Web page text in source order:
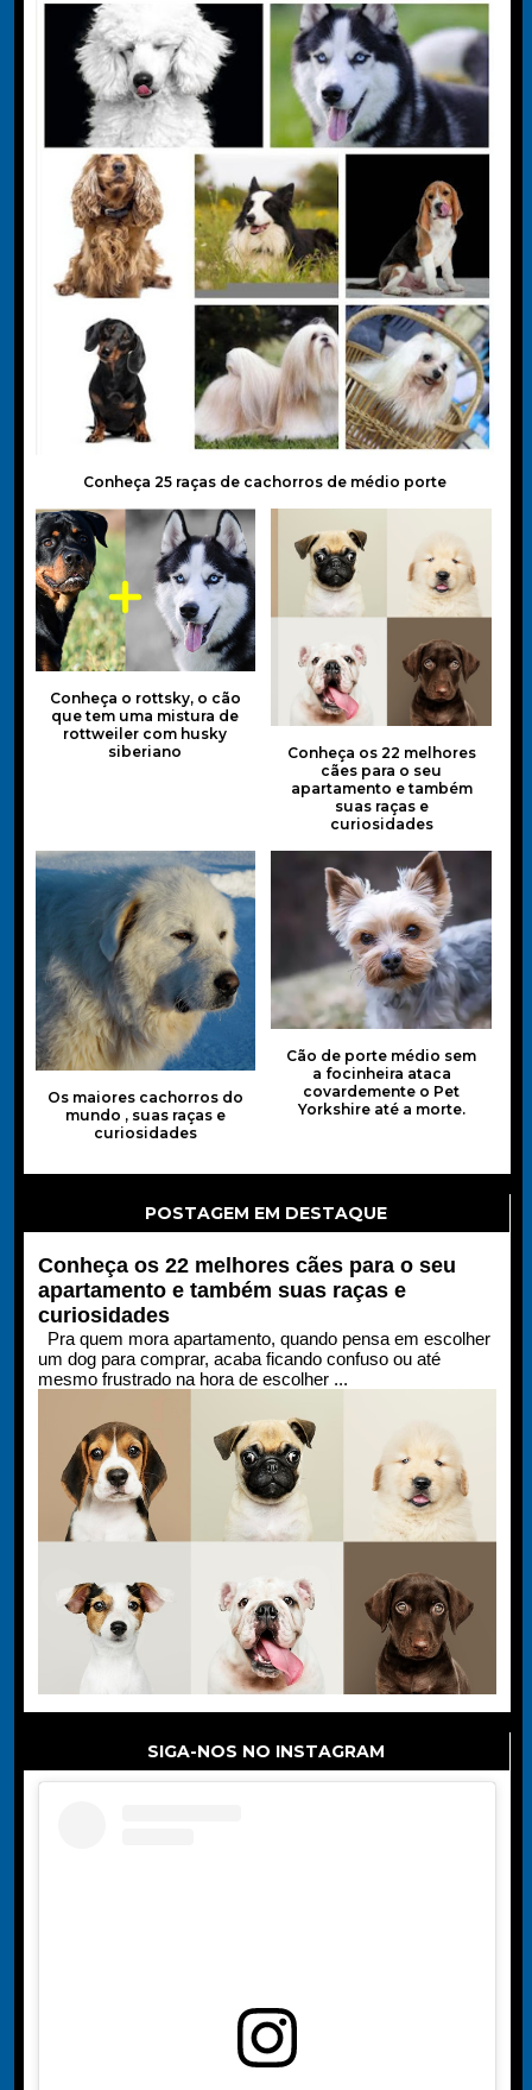
Conheça 25 raças de cachorros de médio porte
Conheça o rottsky, o cão
que tem uma mistura de
rottweiler com husky
siberiano
Conheça os 22 melhores
cães para o seu
apartamento e também
suas raças e
curiosidades
Os maiores cachorros do
mundo , suas raças e
curiosidades
Cão de porte médio sem
a focinheira ataca
covardemente o Pet
Yorkshire até a morte.
POSTAGEM EM DESTAQUE
Conheça os 22 melhores cães para o seu
apartamento e também suas raças e
curiosidades
Pra quem mora apartamento, quando pensa em escolher
um dog para comprar, acaba ficando confuso ou até
mesmo frustrado na hora de escolher ...
SIGA-NOS NO INSTAGRAM